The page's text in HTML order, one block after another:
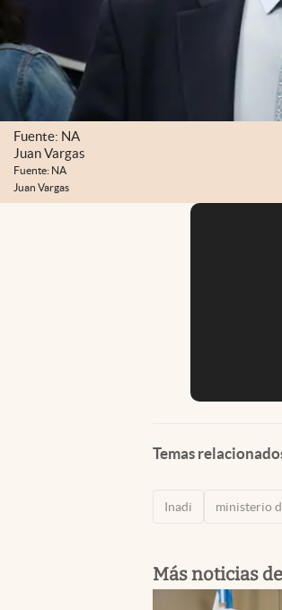
Fuente: NA
Juan Vargas
Fuente: NA
Juan Vargas
Temas
Inadi ministerio
Más noticias de